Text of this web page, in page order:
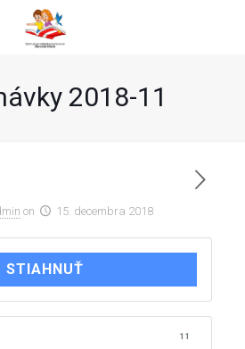
2018-11
on 15. decembra 2018
STIAHNUŤ
11